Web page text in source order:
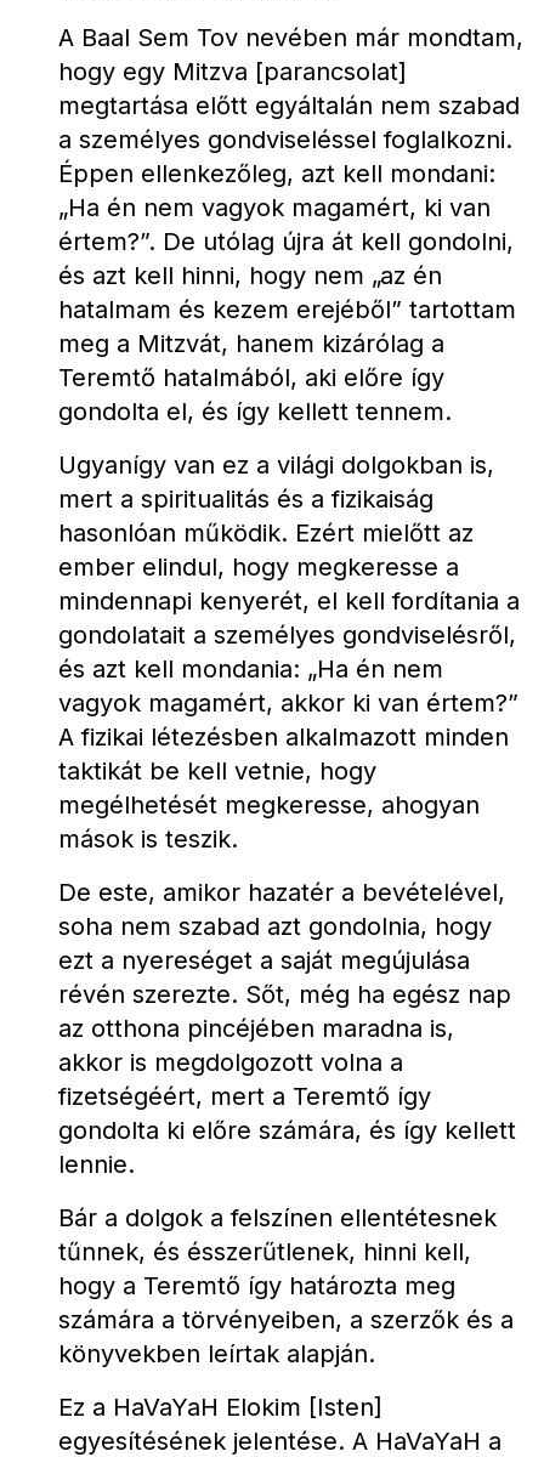
A Baal Sem Tov nevében már mondtam,
hogy egy Mitzva [parancsolat]
megtartása előtt egyáltalán nem szabad
a személyes gondviseléssel foglalkozni.
Éppen ellenkezőleg, azt kell mondani:
„Ha én nem vagyok magamért, ki van
értem?”. De utólag újra át kell gondolni,
és azt kell hinni, hogy nem „az én
hatalmam és kezem erejéből” tartottam
meg a Mitzvát, hanem kizárólag a
Teremtő hatalmából, aki előre így
gondolta el, és így kellett tennem.
Ugyanígy van ez a világi dolgokban is,
mert a spiritualitás és a fizikaiság
hasonlóan működik. Ezért mielőtt az
ember elindul, hogy megkeresse a
mindennapi kenyerét, el kell fordítania a
gondolatait a személyes gondviselésről,
és azt kell mondania: „Ha én nem
vagyok magamért, akkor ki van értem?”
A fizikai létezésben alkalmazott minden
taktikát be kell vetnie, hogy
megélhetését megkeresse, ahogyan
mások is teszik.
De este, amikor hazatér a bevételével,
soha nem szabad azt gondolnia, hogy
ezt a nyereséget a saját megújulása
révén szerezte. Sőt, még ha egész nap
az otthona pincéjében maradna is,
akkor is megdolgozott volna a
fizetségéért, mert a Teremtő így
gondolta ki előre számára, és így kellett
lennie.
Bár a dolgok a felszínen ellentétesnek
tűnnek, és ésszerűtlenek, hinni kell,
hogy a Teremtő így határozta meg
számára a törvényeiben, a szerzők és a
könyvekben leírtak alapján.
Ez a HaVaYaH Elokim [Isten]
egyesítésének jelentése. A HaVaYaH a